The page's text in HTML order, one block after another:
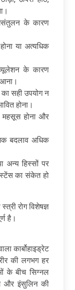
के कारण
या अत्यधिक
के कारण
का सही उपयोग न
होना।
महसूस होना और
बदलाव अधिक
अन्य हिस्सों पर
का संकेत हो
रोग विशेषज्ञ
है।
कार्बोहाइड्रेट
की लगभग हर
के बीच सिग्नल
और इंसुलिन की